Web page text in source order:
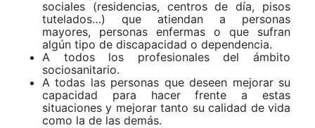
sociales (residencias, centros de día, pisos
tutelados…) que atiendan a personas
mayores, personas enfermas o que sufran
algún tipo de discapacidad o dependencia.
A todos los profesionales del ámbito
sociosanitario.
A todas las personas que deseen mejorar su
capacidad para hacer frente a estas
situaciones y mejorar tanto su calidad de vida
como la de las demás.